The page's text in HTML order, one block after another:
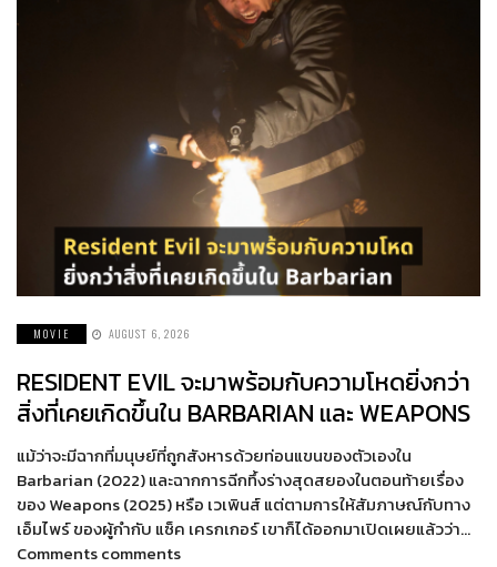
MOVIE AUGUST 6, 2026
RESIDENT EVIL จะมาพร้อมกับความโหดยิ่งกว่า
สิ่งที่เคยเกิดขึ้นใน BARBARIAN และ WEAPONS
แม้ว่าจะมีฉากที่มนุษย์ที่ถูกสังหารด้วยท่อนแขนของตัวเองใน
Barbarian (2022) และฉากการฉีกทึ้งร่างสุดสยองในตอนท้ายเรื่อง
ของ Weapons (2025) หรือ เวเพินส์ แต่ตามการให้สัมภาษณ์กับทาง
เอ็มไพร์ ของผู้กำกับ แซ็ค เครกเกอร์ เขาก็ได้ออกมาเปิดเผยแล้วว่า…
Comments comments